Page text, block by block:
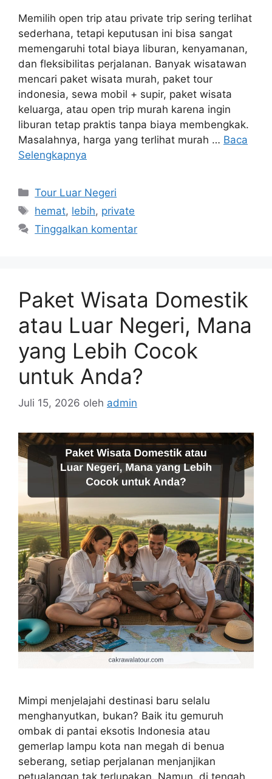
Memilih open trip atau private trip sering terlihat
sederhana, tetapi keputusan ini bisa sangat
memengaruhi total biaya liburan, kenyamanan,
dan fleksibilitas perjalanan. Banyak wisatawan
mencari paket wisata murah, paket tour
indonesia, sewa mobil + supir, paket wisata
keluarga, atau open trip murah karena ingin
liburan tetap praktis tanpa biaya membengkak.
Masalahnya, harga yang terlihat murah … Baca
Selengkapnya
Kategori
Tour Luar Negeri
Tag
hemat, lebih, private
Tinggalkan komentar
Paket Wisata Domestik
atau Luar Negeri, Mana
yang Lebih Cocok
untuk Anda?
Juli 15, 2026 oleh admin
Mimpi menjelajahi destinasi baru selalu
menghanyutkan, bukan? Baik itu gemuruh
ombak di pantai eksotis Indonesia atau
gemerlap lampu kota nan megah di benua
seberang, setiap perjalanan menjanjikan